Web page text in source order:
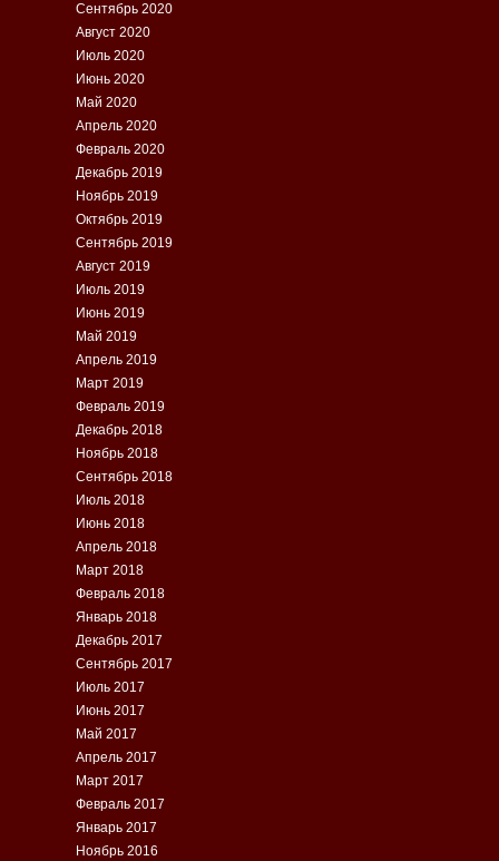
Сентябрь 2020
Август 2020
Июль 2020
Июнь 2020
Май 2020
Апрель 2020
Февраль 2020
Декабрь 2019
Ноябрь 2019
Октябрь 2019
Сентябрь 2019
Август 2019
Июль 2019
Июнь 2019
Май 2019
Апрель 2019
Март 2019
Февраль 2019
Декабрь 2018
Ноябрь 2018
Сентябрь 2018
Июль 2018
Июнь 2018
Апрель 2018
Март 2018
Февраль 2018
Январь 2018
Декабрь 2017
Сентябрь 2017
Июль 2017
Июнь 2017
Май 2017
Апрель 2017
Март 2017
Февраль 2017
Январь 2017
Ноябрь 2016